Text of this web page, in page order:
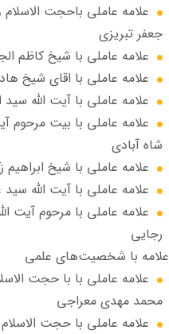
علامه عاملي باحجت
جعفر تبریزی
علامه عاملی با شيخ كاظم
علامه عاملي با اقای شیخ
علامه عاملي با آیت الله
علامه عاملي با بيت مرحوم
شاه آبادی
علامه عاملي با شیخ ابراهیم
علامه عاملي با آيت الله
علامه عاملي با مرحوم آیت
رجایی
علامه با شخصیت‌های علمی
علامه عاملي با با حجت
محمد مهدی معراجی
علامه عاملي با حجت